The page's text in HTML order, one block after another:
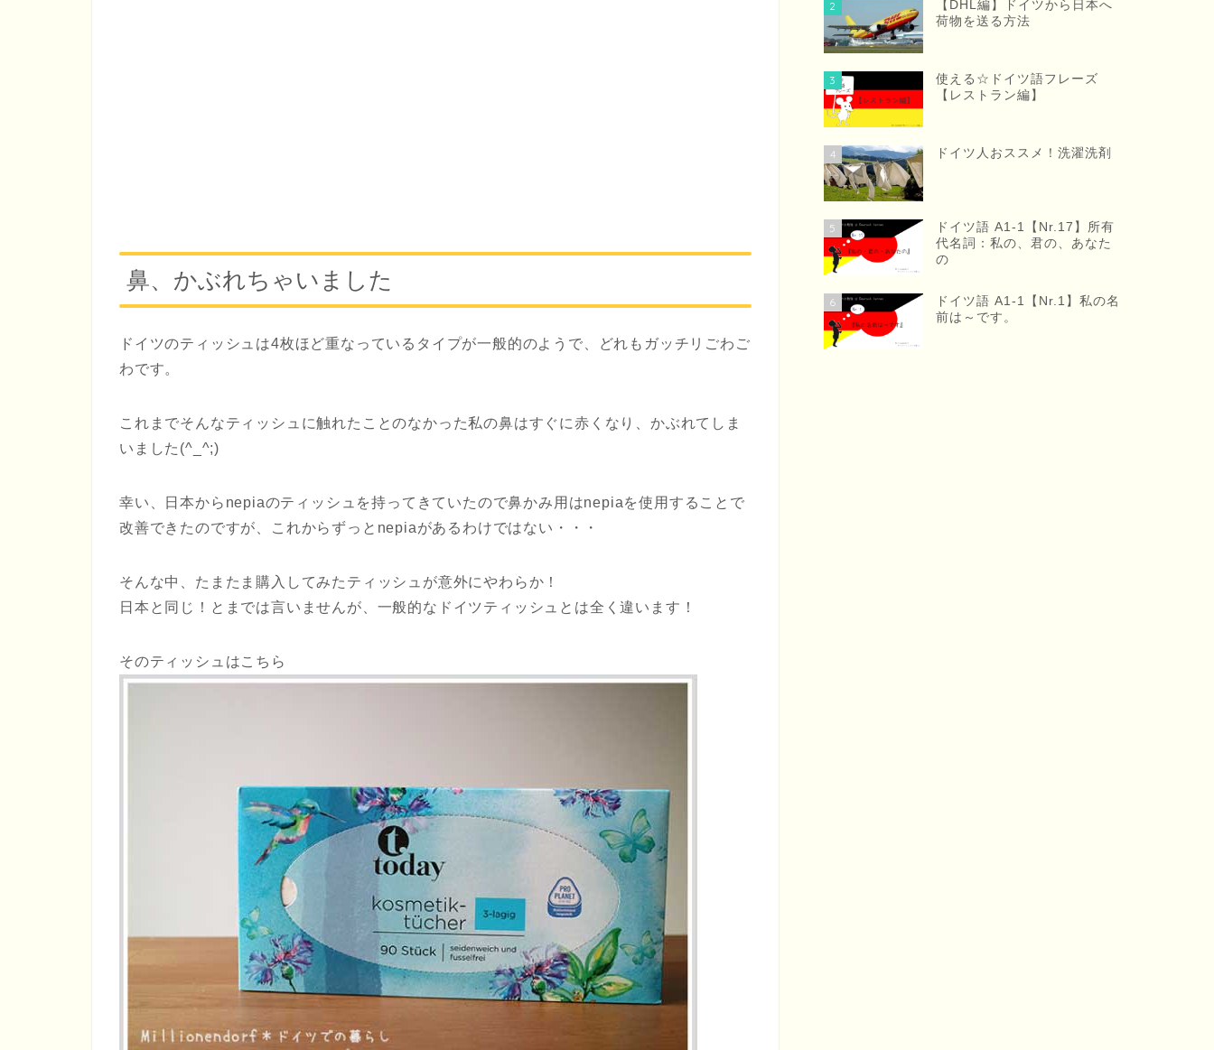
鼻、かぶれちゃいました
ドイツのティッシュは4枚ほど重なっているタイプが一般的のようで、どれもガッチリごわご
わです。
これまでそんなティッシュに触れたことのなかった私の鼻はすぐに赤くなり、かぶれてしま
いました(^_^;)
幸い、日本からnepiaのティッシュを持ってきていたので鼻かみ用はnepiaを使用することで
改善できたのですが、これからずっとnepiaがあるわけではない・・・
そんな中、たまたま購入してみたティッシュが意外にやわらか！
日本と同じ！とまでは言いませんが、一般的なドイツティッシュとは全く違います！
そのティッシュはこちら
2
【DHL編】ドイツから日本へ
荷物を送る方法
3
使える☆ドイツ語フレーズ
【レストラン編】
4 ドイツ人おススメ！洗濯洗剤
5
ドイツ語 A1-1【Nr.17】所有
代名詞：私の、君の、あなた
の
6
ドイツ語 A1-1【Nr.1】私の名
前は～です。